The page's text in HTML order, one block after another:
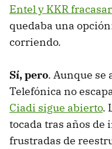
Entel y KKR
quedaba una
corriendo.
Sí, pero. Aunque se
Telefónica no
Ciadi sigue abierto.
tocada tras años de
frustradas de